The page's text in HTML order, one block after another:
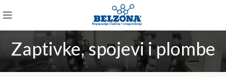
Zaptivke, spojevi i plombe